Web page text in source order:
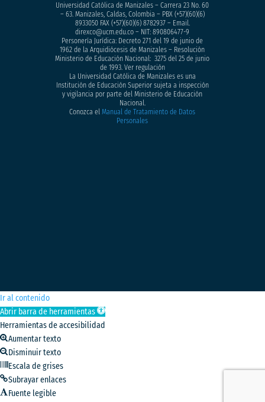
Universidad Católica de Manizales – Carrera 23 No. 60
– 63. Manizales, Caldas, Colombia – PBX (+57)(60)(6)
8933050FAX (+57)(60)(6) 8782937 – Email.
direxco@ucm.edu.co – NIT: 890806477-9
Personería Jurídica: Decreto 271 del 19 de junio de
1962 de la Arquidiócesis de Manizales – Resolución
Ministerio de Educación Nacional: 3275 del 25 de junio
de 1993. Ver regulación
La Universidad Católica de Manizales es una
Institución de Educación Superior sujeta a inspección
y vigilancia por parte del Ministerio de Educación
Nacional.
Conozca elManual de Tratamiento de Datos
Personales
Ir al contenido
Abrir barra de herramientas
Herramientas de accesibilidad
Aumentar texto
Disminuir texto
Escala de grises
Subrayar enlaces
Fuente legible